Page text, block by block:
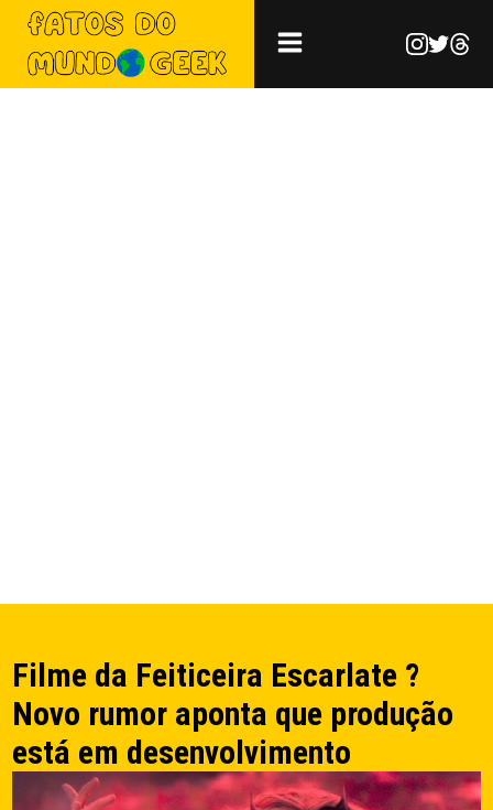
Filme da Feiticeira Escarlate ?
Novo rumor aponta que produção
está em desenvolvimento